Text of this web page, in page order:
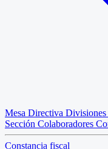
Mesa Directiva Divisiones
Sección Colaboradores
Constancia fiscal